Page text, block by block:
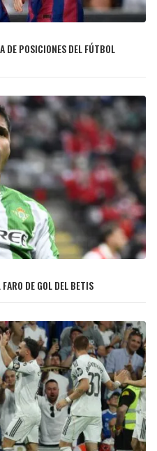
DE POSICIONES DEL FÚTBOL
DE GOL DEL BETIS